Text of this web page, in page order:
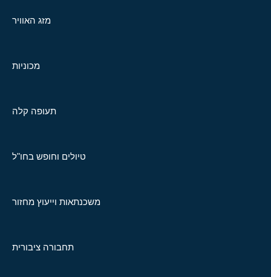
מזג האוויר
מכוניות
תעופה קלה
טיולים וחופש בחו"ל
משכנתאות וייעוץ מחזור
תחבורה ציבורית